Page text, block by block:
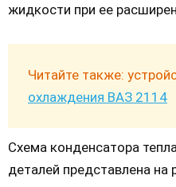
жидкости при ее
Читайте также:
охлаждения ВАЗ 2114
Схема конденсатора
деталей представлена на